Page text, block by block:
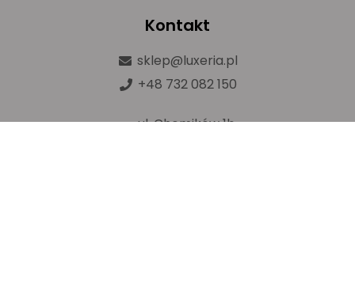
Kontakt
sklep@luxeria.pl
+48 732 082 150
ul. Chemików 1b,